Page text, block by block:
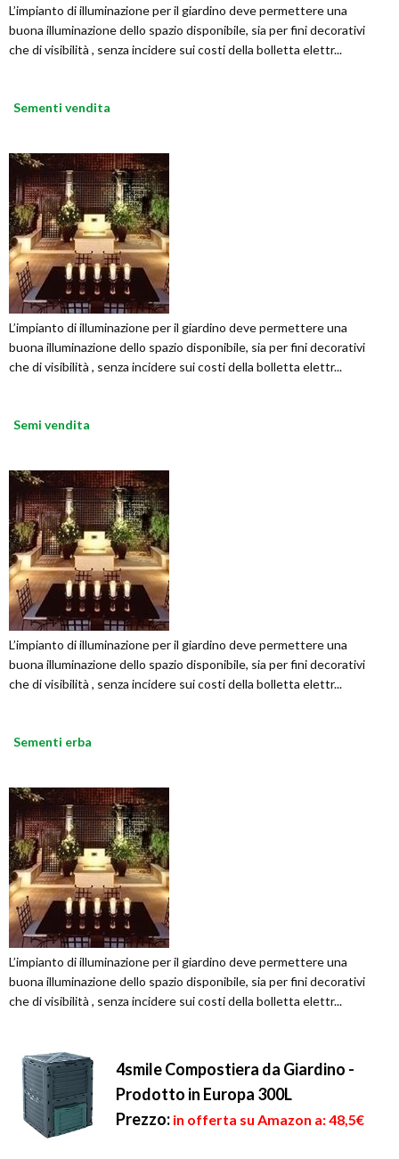
L’impianto di illuminazione per il giardino deve permettere una
buona illuminazione dello spazio disponibile, sia per fini decorativi
che di visibilità , senza incidere sui costi della bolletta elettr...
Sementi vendita
L’impianto di illuminazione per il giardino deve permettere una
buona illuminazione dello spazio disponibile, sia per fini decorativi
che di visibilità , senza incidere sui costi della bolletta elettr...
Semi vendita
L’impianto di illuminazione per il giardino deve permettere una
buona illuminazione dello spazio disponibile, sia per fini decorativi
che di visibilità , senza incidere sui costi della bolletta elettr...
Sementi erba
L’impianto di illuminazione per il giardino deve permettere una
buona illuminazione dello spazio disponibile, sia per fini decorativi
che di visibilità , senza incidere sui costi della bolletta elettr...
4smile Compostiera da Giardino -
Prodotto in Europa 300L
Prezzo: in offerta su Amazon a: 48,5€